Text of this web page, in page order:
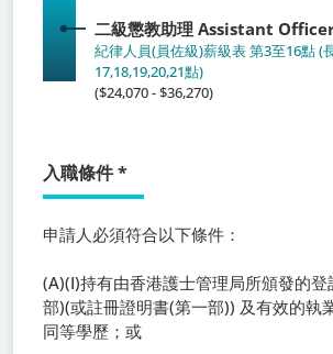
二級懲教助理 Assistant
紀律人員(員佐級)薪級表 第3至16點 (
17,18,19,20,21點)
($24,070 - $36,270)
入職條件*
申請人必須符合以下條件：
(A)(I)持有由香港護士管理局所頒發的登
部)(或註冊證明書(第一部)) 及有效的執
同等學歷；或